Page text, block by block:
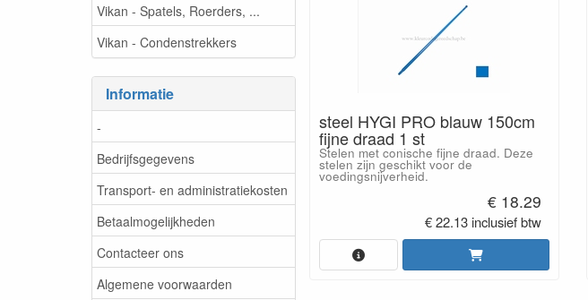
Vikan - Spatels, Roerders, ...
Vikan - Condenstrekkers
Informatie
-
Bedrijfsgegevens
Transport- en administratiekosten
Betaalmogelijkheden
Contacteer ons
Algemene voorwaarden
steel HYGI PRO blauw 150cm
fijne draad 1 st
Stelen met conische fijne draad. Deze
stelen zijn geschikt voor de
voedingsnijverheid.
€ 18.29
€ 22.13 inclusief btw